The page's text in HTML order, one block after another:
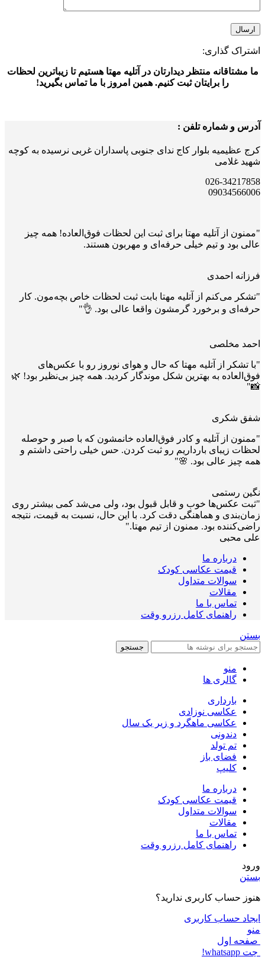
اشتراک گذاری:
ما مشتاقانه منتظر دیدارتان در آتلیه مهتا هستیم تا زیباترین لحظات
را برایتان ثبت کنیم. همین امروز با ما تماس بگیرید!
آدرس و شماره تلفن :
کرج عظیمیه بلوار کاج ندای جنوبی پاسداران غربی نرسیده به کوچه
شهید غلامی
026-34217858
09034566006
"ممنون از آتلیه مهتا برای ثبت این لحظات فوق‌العاده! همه چیز
عالی بود و تیم خیلی حرفه‌ای و مهربون هستند.
فرزانه احمدی
"تشکر می‌کنم از آتلیه مهتا بابت ثبت لحظات خاص بچه‌مون. کار
حرفه‌ای و برخورد گرمشون واقعا عالی بود. 👌"
احمد مخلصی
"با تشکر از آتلیه مهتا که حال و هوای نوروز رو با عکس‌های
فوق‌العاده به بهترین شکل موندگار کردید. همه چیز بی‌نظیر بود! 🌿
📸"
شفق شکری
"ممنون از آتلیه و کادر فوق‌العاده خانمشون که با صبر و حوصله
لحظات زیبای بارداریم رو ثبت کردن. حس خیلی راحتی داشتم و
همه چیز عالی بود. 🌸"
نگین رستمی
"ثبت عکس‌ها خوب و قابل قبول بود، ولی می‌شد کمی بیشتر روی
زمان‌بندی و هماهنگی دقت کرد. با این حال، نسبت به قیمت، نتیجه
راضی‌کننده بود. ممنون از تیم مهتا."
علی محبی
درباره ما
قیمت عکاسی کودک
سوالات متداول
مقالات
تماس با ما
راهنمای کامل رزرو وقت
بستن
جستجو
منو
گالری ها
بارداری
عکاسی نوزادی
عکاسی ماهگرد و زیر یک سال
دندونی
تم تولد
فضای باز
کلیپ
درباره ما
قیمت عکاسی کودک
سوالات متداول
مقالات
تماس با ما
راهنمای کامل رزرو وقت
ورود
بستن
هنوز حساب کاربری ندارید؟
ایجاد حساب کاربری
منو
صفحه اول
چت whatsapp!